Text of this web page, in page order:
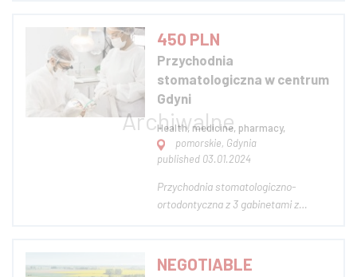
spółkę z o.o. – Data rejestracji w
KRS: grudzień 2021 r. kapitał
zakładowy 5 tys. – Miejsce
rejestracji: Gdynia – S...
450 PLN
Przychodnia
stomatologiczna w centrum
Gdyni
Health, medicine, pharmacy,
pomorskie, Gdynia
published 03.01.2024
Przychodnia stomatologiczno-
ortodontyczna z 3 gabinetami z
m2 na 2 poziomach z możliwością
zrobienia dodatkowych gabinetów
NEGOTIABLE